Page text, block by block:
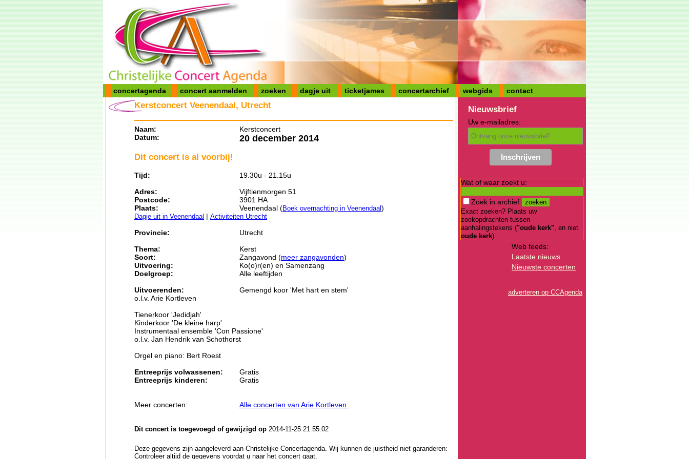
concertagenda concert aanmelden zoeken dagje uit ticketjames concertarchief webgids contact
Kerstconcert Veenendaal, Utrecht
Naam:
Kerstconcert
Datum:
20 december 2014
Dit concert is al voorbij!
Tijd:
19.30u - 21.15u
Adres:
Vijftienmorgen 51
Postcode:
3901 HA
Plaats:
Veenendaal (Boek overnachting in Veenendaal)
Dagje uit in Veenendaal | Activiteiten Utrecht
Provincie:
Utrecht
Thema:
Kerst
Soort:
Zangavond (meer zangavonden)
Uitvoering:
Ko(o)r(en) en Samenzang
Doelgroep:
Alle leeftijden
Uitvoerenden:
Gemengd koor 'Met hart en stem'
o.l.v. Arie Kortleven
Tienerkoor 'Jedidjah'
Kinderkoor 'De kleine harp'
Instrumentaal ensemble 'Con Passione'
o.l.v. Jan Hendrik van Schothorst
Orgel en piano: Bert Roest
Entreeprijs volwassenen:
Gratis
Entreeprijs kinderen:
Gratis
Meer concerten: Alle concerten van Arie Kortleven.
Dit concert is toegevoegd of gewijzigd op 2014-11-25 21:55:02
Deze gegevens zijn aangeleverd aan Christelijke Concertagenda. Wij kunnen de juistheid niet garanderen:
Controleer altijd de gegevens voordat u naar het concert gaat.
Nieuwsbrief
Uw e-mailadres:
Wat of waar zoekt u:
Zoek in archief
Exact zoeken? Plaats uw
zoekopdrachten tussen
aanhalingstekens ("oude kerk", en niet
oude kerk)
Web feeds:
Laatste nieuws
Nieuwste concerten
adverteren op CCAgenda